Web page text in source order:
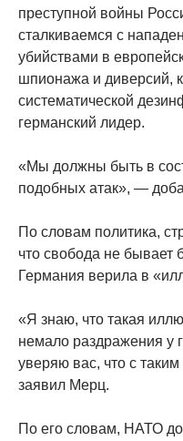
преступной войны
сталкиваемся с
убийствами в
шпионажа и диверсий,
систематической
германский лидер.
«Мы должны быть в
подобных атак», —
По словам политика,
что свобода не бывает
Германия верила в
«Я знаю, что такая
немало раздражения у
уверяю вас, что с
заявил Мерц.
По его словам, НАТО